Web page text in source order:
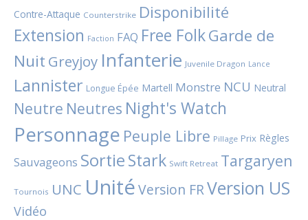
Contre-Attaque Counterstrike Disponibilité
Extension Faction FAQ Free FolkGarde de
Nuit Greyjoy Infanterie Juvenile Dragon Lance
Lannister Longue Épée Martell Monstre NCU Neutral
Neutre Neutres Night's Watch
Personnage Peuple Libre Pillage Prix Règles
Sauvageons SortieStark Swift Retreat Targaryen
Tournois UNC UnitéVersion FRVersion US
Vidéo